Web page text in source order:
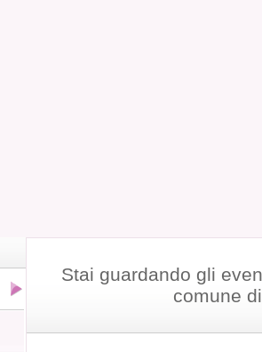
Stai guardando gli
comune